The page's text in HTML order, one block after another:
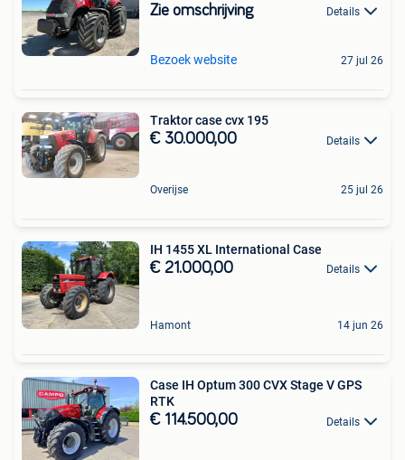
Zie omschrijving Details
Bezoek website 27 jul 26
Traktor case cvx 195
€ 30.000,00 Details
Overijse 25 jul 26
IH 1455 XL International Case
€ 21.000,00 Details
Hamont 14 jun 26
Case IH Optum 300 CVX Stage V GPS
RTK
€ 114.500,00 Details